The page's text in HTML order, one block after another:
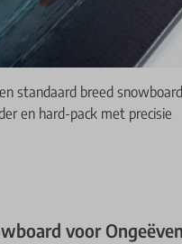
standaard breed
en hard-pack met precisie
voor